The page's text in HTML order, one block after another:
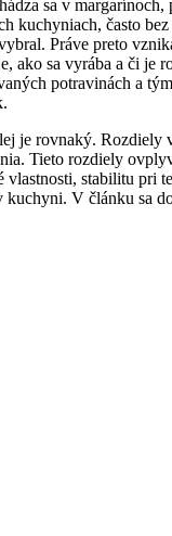
sa v
kuchyniach, často
Práve preto
ako sa vyrába a či je
potravinách a
je rovnaký. Rozdiely
Tieto rozdiely
vlastnosti, stabilitu pri
V článku sa